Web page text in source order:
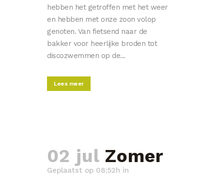
hebben het getroffen met het weer
en hebben met onze zoon volop
genoten. Van fietsend naar de
bakker voor heerlijke broden tot
discozwemmen op de...
Lees meer
02 jul Zomer
Geplaatst op 08:52h in